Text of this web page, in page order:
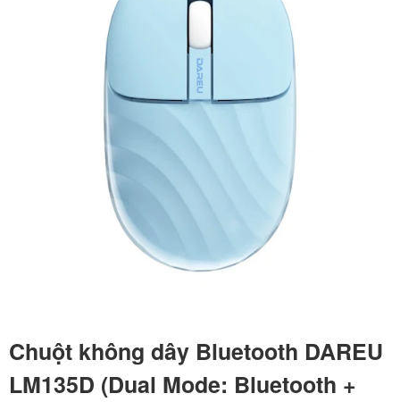
Chuột không dây Bluetooth DAREU
LM135D (Dual Mode: Bluetooth +